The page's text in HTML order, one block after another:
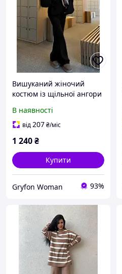
Вишуканий жіночий
костюм із щільної ангори
та рукавами ліхтариками
і штани розкльошені
В наявності
від207₴/міс
1 240₴
Купити
Gryfon Woman 93%